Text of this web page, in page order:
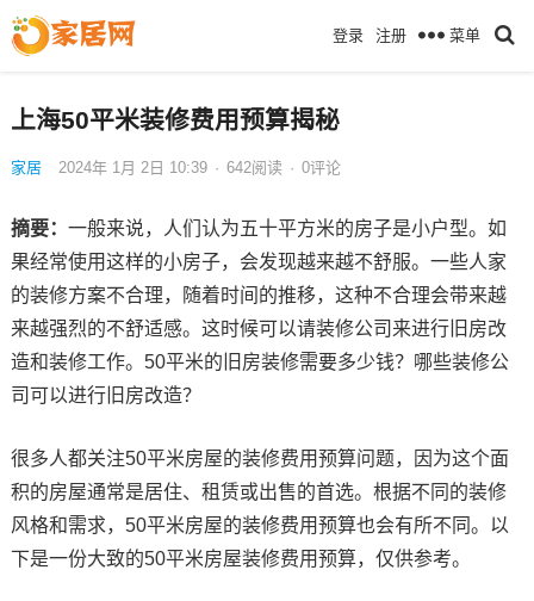
登录 注册 菜单
上海50平米装修费用预算揭秘
家居 2024年 1月 2日 10:39 · 642阅读 · 0评论
摘要： 一般来说，人们认为五十平方米的房子是小户型。如
果经常使用这样的小房子，会发现越来越不舒服。一些人家
的装修方案不合理，随着时间的推移，这种不合理会带来越
来越强烈的不舒适感。这时候可以请装修公司来进行旧房改
造和装修工作。50平米的旧房装修需要多少钱？哪些装修公
司可以进行旧房改造？
很多人都关注50平米房屋的装修费用预算问题，因为这个面
积的房屋通常是居住、租赁或出售的首选。根据不同的装修
风格和需求，50平米房屋的装修费用预算也会有所不同。以
下是一份大致的50平米房屋装修费用预算，仅供参考。